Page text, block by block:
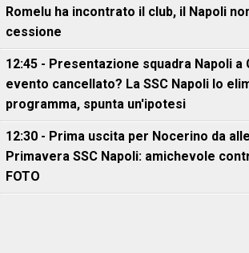
Romelu ha incontrato il club, il Napoli
cessione
12:45 - Presentazione squadra Napoli a
evento cancellato? La SSC Napoli lo
programma, spunta un'ipotesi
12:30 - Prima uscita per Nocerino da
Primavera SSC Napoli: amichevole
FOTO